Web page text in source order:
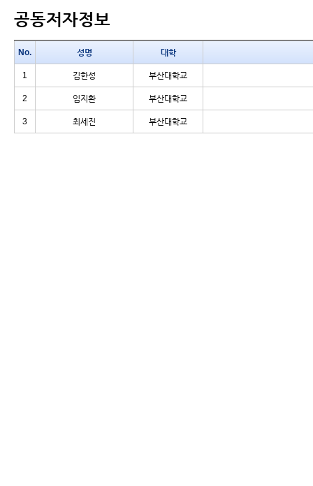
공동저자정보
No. 성명 대학
1 김한성 부산대학교
2 임지환 부산대학교
3 최세진 부산대학교